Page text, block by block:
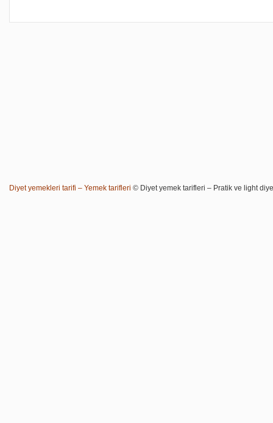
Diyet yemekleri tarifi – Yemek tarifleri © Diyet yemek tarifleri – Pratik ve light